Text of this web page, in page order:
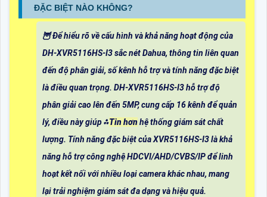
ĐẶC BIỆT NÀO KHÔNG?
🦉 Để hiểu rõ về cấu hình và khả năng hoạt động của
DH-XVR5116HS-I3 sắc nét Dahua, thông tin liên quan
đến độ phân giải, số kênh hỗ trợ và tính năng đặc biệt
là điều quan trọng. DH-XVR5116HS-I3 hỗ trợ độ
phân giải cao lên đến 5MP, cung cấp 16 kênh để quản
lý, điều này giúp ⁂Tin hơn hệ thống giám sát chất
lượng. Tính năng đặc biệt của XVR5116HS-I3 là khả
năng hỗ trợ công nghệ HDCVI/AHD/CVBS/IP để linh
hoạt kết nối với nhiều loại camera khác nhau, mang
lại trải nghiệm giám sát đa dạng và hiệu quả.